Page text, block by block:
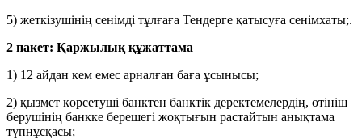
5) жеткізушінің сенімді тұлғаға Тендерге қатысуға сенімхаты;.
2 пакет: Қаржылық құжаттама
1) 12 айдан кем емес арналған баға ұсынысы;
2) қызмет көрсетуші банктен банктік деректемелердің, өтініш
берушінің банкке берешегі жоқтығын растайтын анықтама
түпнұсқасы;